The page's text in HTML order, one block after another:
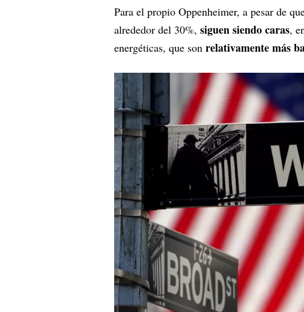
Para el propio Oppenheimer, a pesar de
alrededor del 30%, siguen siendo caras,
energéticas, que son relativamente más